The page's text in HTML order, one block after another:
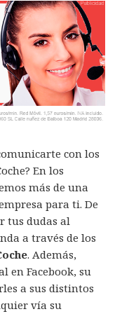
con los
En los
más de una
para ti. De
tus dudas al
a través de los
. Además,
en Facebook, su
a sus distintos
vía su